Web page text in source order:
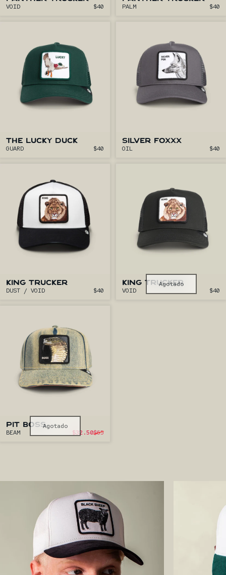
$40
VOID $40
PALM
THE LUCKY DUCK
$40
GUARD
SILVER FOXXX
$40
OIL
KING TRUCKER
$40
DUST / VOID
Agotado
KING TRUCKER
$40
VOID
Agotado
PIT BOSS
Precio de oferta
$32.50Precio habitual
$65
BEAM